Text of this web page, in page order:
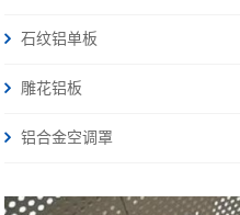
石纹铝单板
雕花铝板
铝合金空调罩